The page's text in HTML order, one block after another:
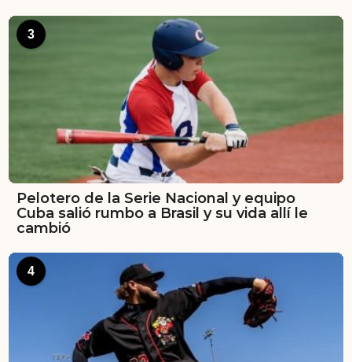
3
Pelotero de la Serie Nacional y equipo
Cuba salió rumbo a Brasil y su vida allí le
cambió
4